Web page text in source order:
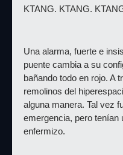
KTANG. KTANG.
Una alarma, fuerte e
puente cambia a su
bañando todo en rojo. A
remolinos del
alguna manera. Tal vez
emergencia, pero
enfermizo.